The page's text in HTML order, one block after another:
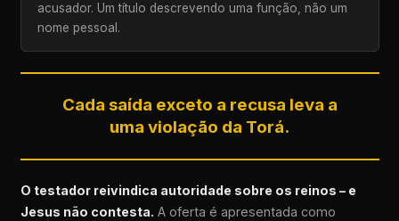
acusador. Um título descrevendo uma função, não um
nome pessoal.
Cada saída exceto a recusa leva a
uma violação da Torá.
O testador reivindica autoridade sobre os reinos – e
Jesus não contesta. A oferta é apresentada como